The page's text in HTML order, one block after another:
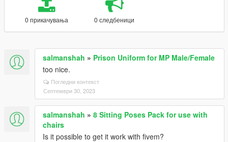
0 прикачувања 0 следбеници
salmanshah » Prison Uniform for MP Male/Female
too nice.
Погледни контекст
Септември 30, 2023
salmanshah » 8 Sitting Poses Pack for use with
chairs
Is it possible to get it work with fivem?